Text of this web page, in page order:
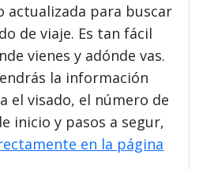
actualizada para buscar
de viaje. Es tan fácil
vienes y adónde vas.
la información
el visado, el número de
inicio y pasos a segur,
en la página